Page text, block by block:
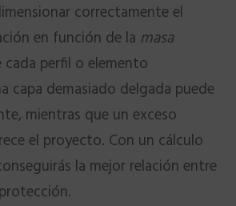
correctamente el
en función de la masa
cada perfil o elemento
capa demasiado delgada puede
mientras que un exceso
el proyecto. Con un cálculo
la mejor relación entre